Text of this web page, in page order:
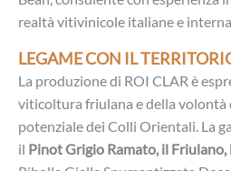
realtà vitivinicole italiane e
LEGAME CON IL
La produzione di ROI CLAR è
viticoltura friulana e della volontà
potenziale dei Colli Orientali. La
il Pinot Grigio Ramato, il Friulano,